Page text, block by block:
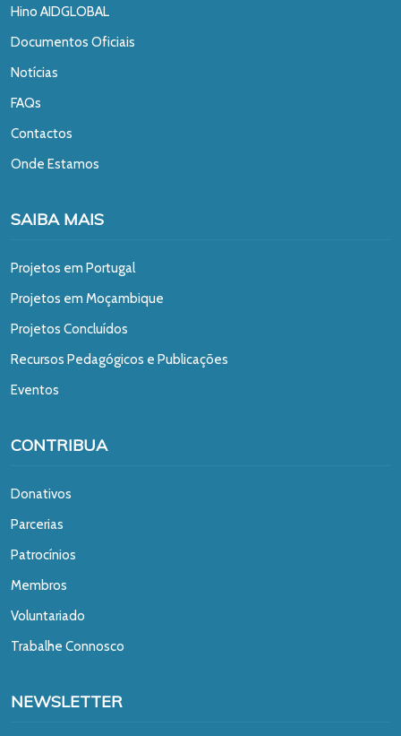
Hino AIDGLOBAL
Documentos Oficiais
Notícias
FAQs
Contactos
Onde Estamos
SAIBA MAIS
Projetos em Portugal
Projetos em Moçambique
Projetos Concluídos
Recursos Pedagógicos e Publicações
Eventos
CONTRIBUA
Donativos
Parcerias
Patrocínios
Membros
Voluntariado
Trabalhe Connosco
NEWSLETTER